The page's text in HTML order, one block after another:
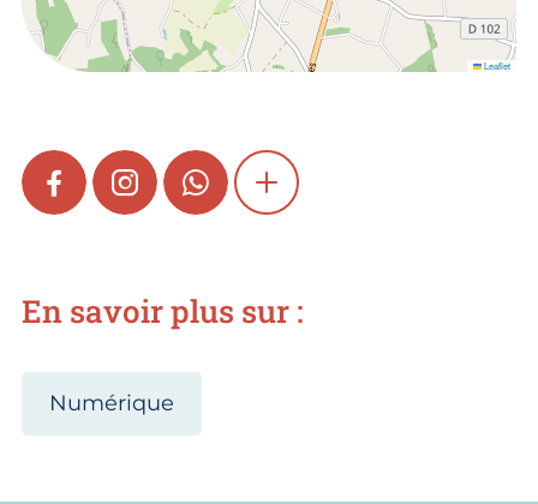
Leaflet
FACEBOOKINSTAGRAMWHATSAPPSHOW MORE
En savoir plus sur :
Numérique